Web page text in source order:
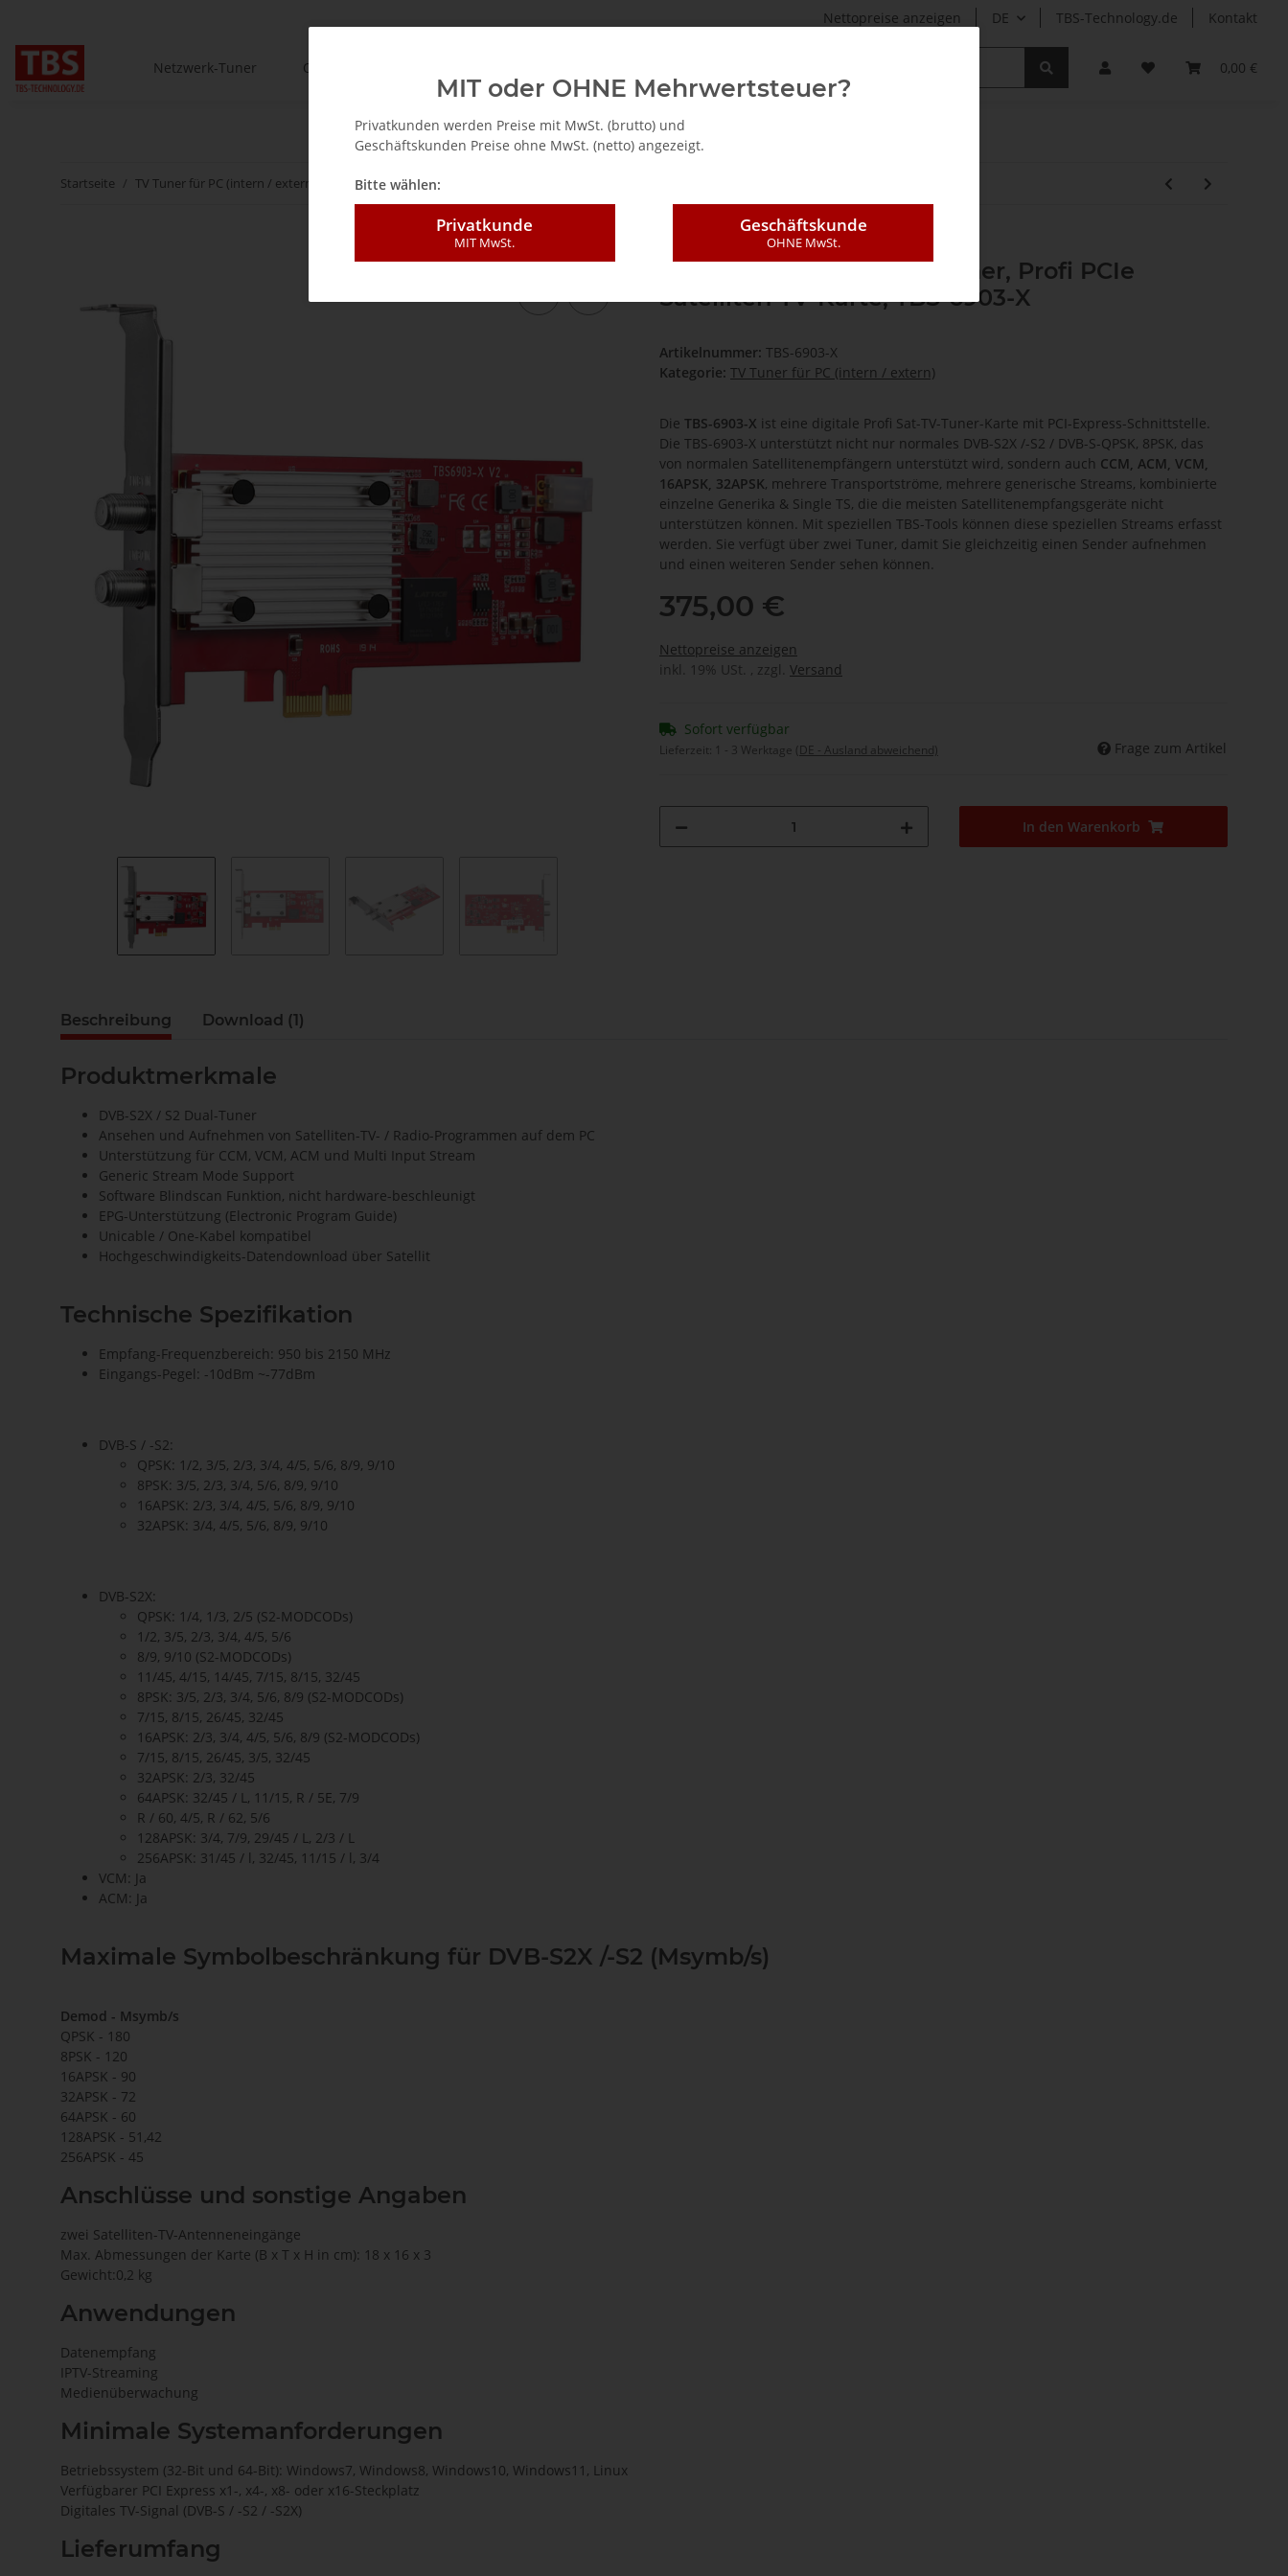
Nettopreise anzeigen DE TBS-Technology.de Kontakt
0,00 €
Netzwerk-Tuner One-Box.tv
Startseite TV Tuner für PC (intern / extern) DVB-S2X/-S2/-S Doppel-Tuner, Profi PCIe Satelliten-TV-Karte, TBS-6903-X
DVB-S2X/-S2/-S Doppel-Tuner, Profi PCIe
Satelliten-TV-Karte, TBS-6903-X
Artikelnummer: TBS-6903-X
Kategorie: TV Tuner für PC (intern / extern)
Die TBS-6903-X ist eine digitale Profi Sat-TV-Tuner-Karte mit PCI-Express-Schnittstelle.
Die TBS-6903-X unterstützt nicht nur normales DVB-S2X /-S2 / DVB-S-QPSK, 8PSK, das
von normalen Satellitenempfängern unterstützt wird, sondern auch CCM, ACM, VCM,
16APSK, 32APSK, mehrere Transportströme, mehrere generische Streams, kombinierte
einzelne Generika & Single TS, die die meisten Satellitenempfangsgeräte nicht
unterstützen können. Mit speziellen TBS-Tools können diese speziellen Streams erfasst
werden. Sie verfügt über zwei Tuner, damit Sie gleichzeitig einen Sender aufnehmen
und einen weiteren Sender sehen können.
375,00 €
Nettopreise anzeigen
inkl. 19% USt. , zzgl. Versand
Sofort verfügbar
Lieferzeit: 1 - 3 Werktage (DE - Ausland abweichend) Frage zum Artikel
In den Warenkorb
Beschreibung Download (1)
Produktmerkmale
DVB-S2X / S2 Dual-Tuner
Ansehen und Aufnehmen von Satelliten-TV- / Radio-Programmen auf dem PC
Unterstützung für CCM, VCM, ACM und Multi Input Stream
Generic Stream Mode Support
Software Blindscan Funktion, nicht hardware-beschleunigt
EPG-Unterstützung (Electronic Program Guide)
Unicable / One-Kabel kompatibel
Hochgeschwindigkeits-Datendownload über Satellit
Technische Spezifikation
Empfang-Frequenzbereich: 950 bis 2150 MHz
Eingangs-Pegel: -10dBm ~-77dBm
DVB-S / -S2:
QPSK: 1/2, 3/5, 2/3, 3/4, 4/5, 5/6, 8/9, 9/10
8PSK: 3/5, 2/3, 3/4, 5/6, 8/9, 9/10
16APSK: 2/3, 3/4, 4/5, 5/6, 8/9, 9/10
32APSK: 3/4, 4/5, 5/6, 8/9, 9/10
DVB-S2X:
QPSK: 1/4, 1/3, 2/5 (S2-MODCODs)
1/2, 3/5, 2/3, 3/4, 4/5, 5/6
8/9, 9/10 (S2-MODCODs)
11/45, 4/15, 14/45, 7/15, 8/15, 32/45
8PSK: 3/5, 2/3, 3/4, 5/6, 8/9 (S2-MODCODs)
7/15, 8/15, 26/45, 32/45
16APSK: 2/3, 3/4, 4/5, 5/6, 8/9 (S2-MODCODs)
7/15, 8/15, 26/45, 3/5, 32/45
32APSK: 2/3, 32/45
64APSK: 32/45 / L, 11/15, R / 5E, 7/9
R / 60, 4/5, R / 62, 5/6
128APSK: 3/4, 7/9, 29/45 / L, 2/3 / L
256APSK: 31/45 / l, 32/45, 11/15 / l, 3/4
VCM: Ja
ACM: Ja
Maximale Symbolbeschränkung für DVB-S2X /-S2 (Msymb/s)
Demod - Msymb/s
QPSK - 180
8PSK - 120
16APSK - 90
32APSK - 72
64APSK - 60
128APSK - 51,42
256APSK - 45
Anschlüsse und sonstige Angaben
zwei Satelliten-TV-Antenneneingänge
Max. Abmessungen der Karte (B x T x H in cm): 18 x 16 x 3
Gewicht:0,2 kg
Anwendungen
Datenempfang
IPTV-Streaming
Medienüberwachung
Minimale Systemanforderungen
Betriebssystem (32-Bit und 64-Bit): Windows7, Windows8, Windows10, Windows11, Linux
Verfügbarer PCI Express x1-, x4-, x8- oder x16-Steckplatz
Digitales TV-Signal (DVB-S / -S2 / -S2X)
Lieferumfang
MIT oder OHNE Mehrwertsteuer?
Privatkunden werden Preise mit MwSt. (brutto) und
Geschäftskunden Preise ohne MwSt. (netto) angezeigt.
Bitte wählen:
Privatkunde
MIT MwSt.
Geschäftskunde
OHNE MwSt.